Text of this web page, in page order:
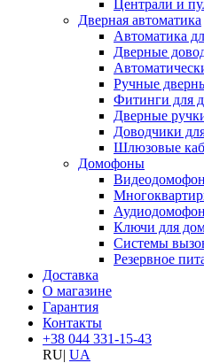
Централи и
Дверная автоматика
Автоматика
Дверные
Ручные
Фитинги для
Дверные
Доводчики
Шлюзовые
Домофоны
Ключи для
Системы
Резервное
Доставка
О магазине
Гарантия
Контакты
+38 044 331-15-43
RU| UA